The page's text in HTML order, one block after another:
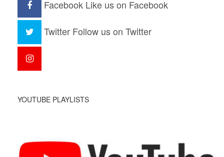
Facebook Like us on Facebook
Twitter Follow us on Twitter
YOUTUBE PLAYLISTS